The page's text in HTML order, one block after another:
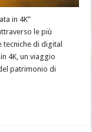
in 4K”
le più
di digital
4K, un viaggio
patrimonio di